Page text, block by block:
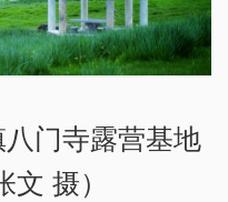
门寺露营基地
摄）